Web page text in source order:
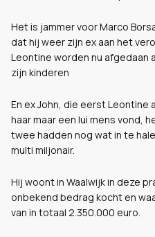
Het is jammer voor Marco
dat hij weer zijn ex aan het
Leontine worden nu afgedaan
zijn kinderen
En ex John, die eerst Leontine
haar maar een lui mens vond,
twee hadden nog wat in te
multi miljonair.
Hij woont in Waalwijk in deze
onbekend bedrag kocht en
van in totaal 2.350.000 euro.